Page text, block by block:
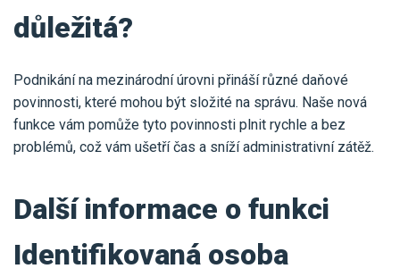
důležitá?
Podnikání na mezinárodní úrovni přináší různé daňové
povinnosti, které mohou být složité na správu. Naše nová
funkce vám pomůže tyto povinnosti plnit rychle a bez
problémů, což vám ušetří čas a sníží administrativní zátěž.
Další informace o funkci
Identifikovaná osoba